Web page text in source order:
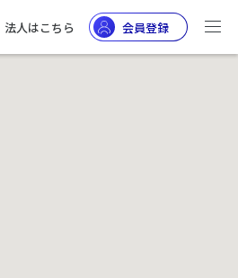
法人はこちら 会員登録